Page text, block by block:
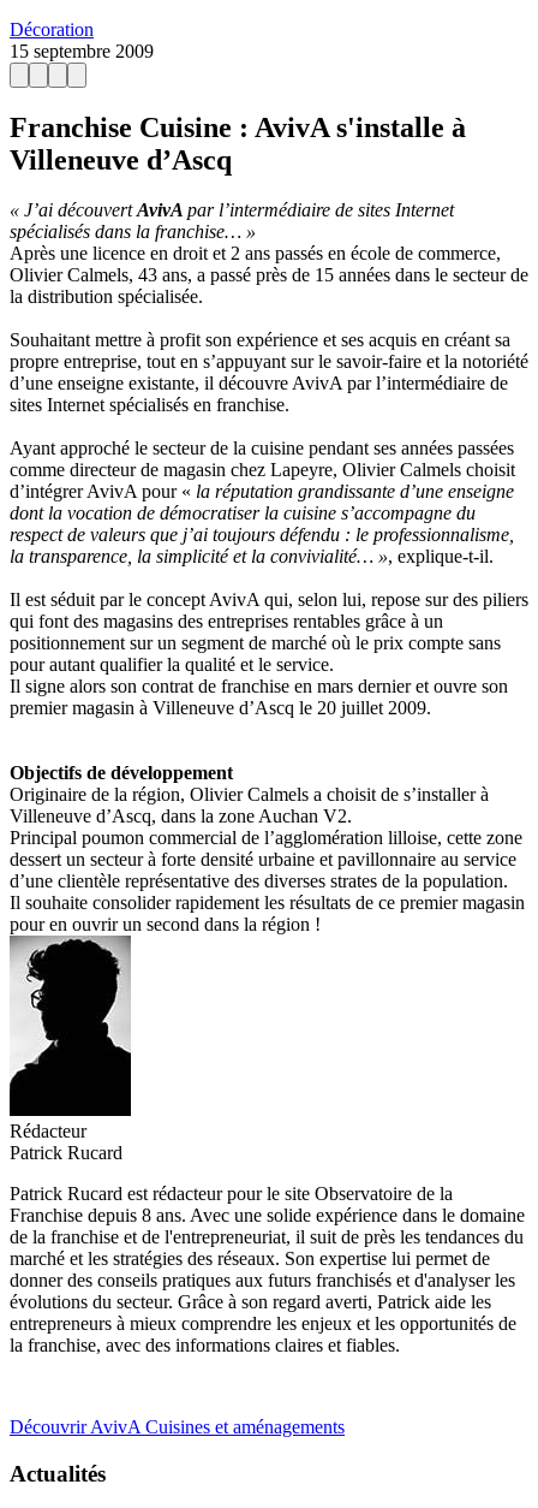
Décoration
15 septembre 2009
Franchise Cuisine : AvivA s'installe à
Villeneuve d’Ascq
« J’ai découvertAvivA par l’intermédiaire de sites Internet
spécialisés dans la franchise… »
Après une licence en droit et 2 ans passés en école de commerce,
Olivier Calmels, 43 ans, a passé près de 15 années dans le secteur de
la distribution spécialisée.
Souhaitant mettre à profit son expérience et ses acquis en créant sa
propre entreprise, tout en s’appuyant sur le savoir-faire et la notoriété
d’une enseigne existante, il découvre AvivA par l’intermédiaire de
sites Internet spécialisés en franchise.
Ayant approché le secteur de la cuisine pendant ses années passées
comme directeur de magasin chez Lapeyre, Olivier Calmels choisit
d’intégrer AvivA pour « la réputation grandissante d’une enseigne
dont la vocation de démocratiser la cuisine s’accompagne du
respect de valeurs que j’ai toujours défendu : le professionnalisme,
la transparence, la simplicité et la convivialité… », explique-t-il.
Il est séduit par le concept AvivA qui, selon lui, repose sur des piliers
qui font des magasins des entreprises rentables grâce à un
positionnement sur un segment de marché où le prix compte sans
pour autant qualifier la qualité et le service.
Il signe alors son contrat de franchise en mars dernier et ouvre son
premier magasin à Villeneuve d’Ascq le 20 juillet 2009.
Objectifs de développement
Originaire de la région, Olivier Calmels a choisit de s’installer à
Villeneuve d’Ascq, dans la zone Auchan V2.
Principal poumon commercial de l’agglomération lilloise, cette zone
dessert un secteur à forte densité urbaine et pavillonnaire au service
d’une clientèle représentative des diverses strates de la population.
Il souhaite consolider rapidement les résultats de ce premier magasin
pour en ouvrir un second dans la région !
Rédacteur
Patrick Rucard
Patrick Rucard est rédacteur pour le site Observatoire de la
Franchise depuis 8 ans. Avec une solide expérience dans le domaine
de la franchise et de l'entrepreneuriat, il suit de près les tendances du
marché et les stratégies des réseaux. Son expertise lui permet de
donner des conseils pratiques aux futurs franchisés et d'analyser les
évolutions du secteur. Grâce à son regard averti, Patrick aide les
entrepreneurs à mieux comprendre les enjeux et les opportunités de
la franchise, avec des informations claires et fiables.
Découvrir AvivA Cuisines et aménagements
Actualités